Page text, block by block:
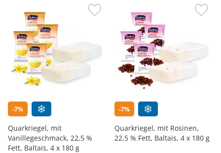
-7%
Quarkriegel, mit
Vanillegeschmack, 22,5 %
Fett, Baltais, 4 х 180 g
-7%
Quarkriegel, mit Rosinen,
22,5 % Fett, Baltais, 4 х 180 g